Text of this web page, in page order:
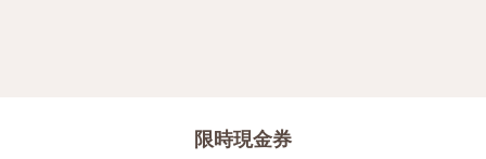
限時現金券